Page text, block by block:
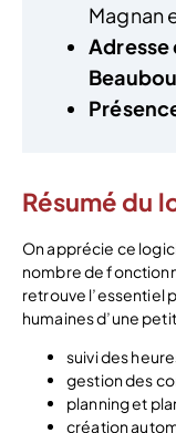
Magnan
Adresse
Résumé du
On apprécie ce
nombre de
retrouve l’essentiel
humaines d’une
suivi des
gestion des
planning et
création